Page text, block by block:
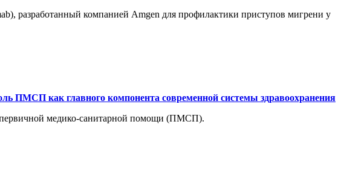
разработанный компанией Amgen для профилактики приступов мигрени у
ПМСП как главного компонента современной системы здравоохранения
первичной медико-санитарной помощи (ПМСП).